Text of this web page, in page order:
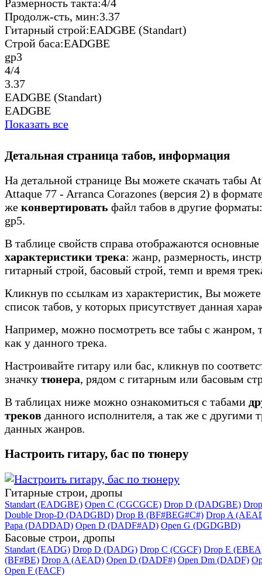
Размерность такта:4/4
Продолж-сть, мин:3.37
Гитарный строй:EADGBE (Standart)
Строй баса:EADGBE
gp3
4/4
3.37
EADGBE (Standart)
EADGBE
Показать все
Детальная страница табов, информация
На детальной странице Вы можете скачать табы
Attaque 77 - Arranca Corazones (версия 2) в
же конвертировать файл табов в другие
gp5.
В таблице свойств справа отображаются основные
характеристики трека: жанр, размерность,
гитарный строй, басовый строй, темп и время
Кликнув по ссылкам из характеристик, Вы
список табов, у которых присутствует данная
Например, можно посмотреть все табы с жанром,
как у данного трека.
Настроивайте гитару или бас, кликнув по
значку тюнера, рядом с гитарным или басовым
В таблицах ниже можно ознакомиться с табами
треков данного исполнителя, а так же с другими
данных жанров.
Настроить гитару, бас по тюнеру
Гитарные строи, дропы
Standart (EADGBE) Open C (CGCGCE) Drop D (DADGBE)
Double Drop-D (DADGBD) Drop B (BF#BEG#C#) Drop A
Papa (DADDAD) Open D (DADF#AD) Open G (DGDGBD)
Басовые строи, дропы
Standart (EADG) Drop D (DADG) Drop C (CGCF) Drop E
(BF#BE) Drop A (AEAD) Open D (DADF#) Open Dm (DADF)
Open F (FACF)